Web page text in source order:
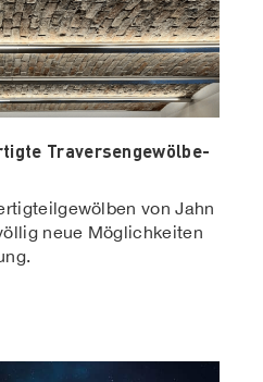
Traversengewölbe-
von Jahn
neue Möglichkeiten